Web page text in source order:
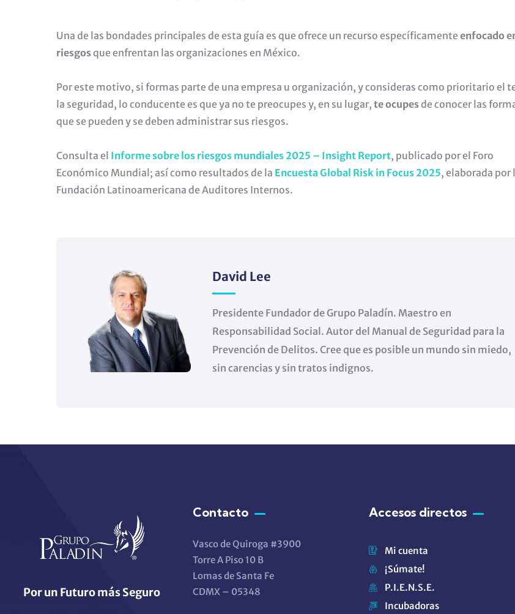
Una de las bondades principales de esta guía es que ofrece un recurso específicamente enfocado
riesgosque enfrentan las organizaciones en México.
Por este motivo, si formas parte de una empresa u organización, y consideras como prioritario el
la seguridad, lo conducente es que ya no te preocupes y, en su lugar, te ocupesde conocer las
que se pueden y se deben administrar sus riesgos.
Consulta el Informe sobre los riesgos mundiales 2025 – Insight Report, publicado por el Foro
Económico Mundial; así como resultados de la Encuesta Global Risk in Focus 2025, elaborada por
Fundación Latinoamericana de Auditores Internos.
David Lee
Presidente Fundador de Grupo Paladín. Maestro en
Responsabilidad Social. Autor del Manual de Seguridad para la
Prevención de Delitos. Cree que es posible un mundo sin miedo,
sin carencias y sin tratos indignos.
Por un Futuro más Seguro
Contacto
Vasco de Quiroga #3900
Torre A Piso 10 B
Lomas de Santa Fe
CDMX – 05348
Accesos directos
Mi cuenta
¡Súmate!
P.I.E.N.S.E.
Incubadoras